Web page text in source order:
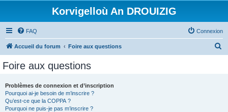
Korvigelloù An DROUIZIG
FAQ Connexion
Accueil du forum Foire aux questions
Foire aux questions
Problèmes de connexion et d’inscription
Pourquoi ai-je besoin de m’inscrire ?
Qu’est-ce que la COPPA ?
Pourquoi ne puis-je pas m’inscrire ?